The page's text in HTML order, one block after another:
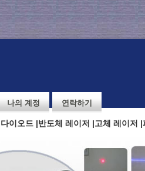
나의 계정 연락하기
이오드 |반도체 레이저 |고체 레이저